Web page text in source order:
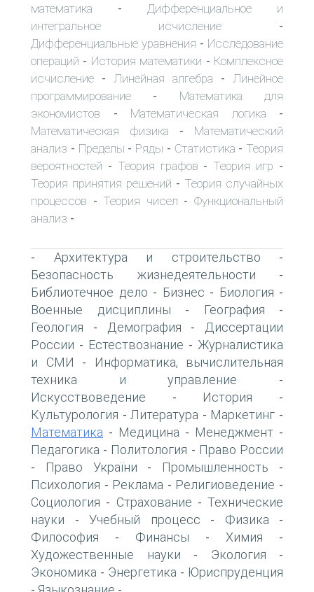
математика - Дифференциальное и
интегральное исчисление -
Дифференциальные уравнения - Исследование
операций - История математики - Комплексное
исчисление - Линейная алгебра -
Линейное
программирование - Математика для
экономистов - Математическая логика -
Математическая физика - Математический
анализ - Пределы - Ряды - Статистика - Теория
вероятностей - Теория графов - Теория игр -
Теория принятия решений - Теория случайных
процессов - Теория чисел -Функциональный
анализ -
- Архитектура и строительство -
Безопасность жизнедеятельности -
Библиотечное дело - Бизнес - Биология -
Военные дисциплины - География -
Геология - Демография -
Диссертации
России - Естествознание - Журналистика
и СМИ -
Информатика, вычислительная
техника и управление -
Искусствоведение - История -
Культурология - Литература - Маркетинг -
Математика - Медицина - Менеджмент -
Педагогика - Политология - Право России
- Право України - Промышленность -
Психология - Реклама - Религиоведение -
Социология - Страхование - Технические
науки - Учебный процесс - Физика -
Философия - Финансы - Химия -
Художественные науки - Экология -
Экономика - Энергетика - Юриспруденция